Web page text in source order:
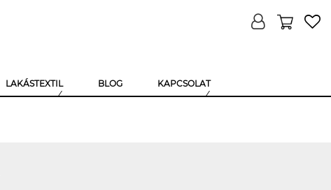
LAKÁSTEXTIL BLOG KAPCSOLAT